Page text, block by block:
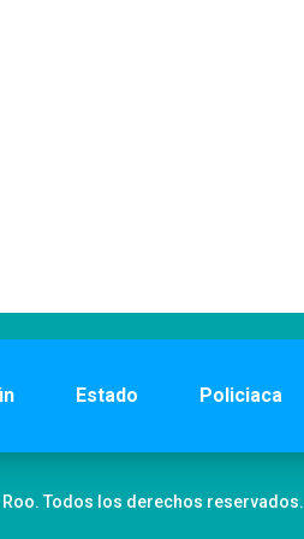
Estado Policiaca
Roo. Todos los derechos reservados.